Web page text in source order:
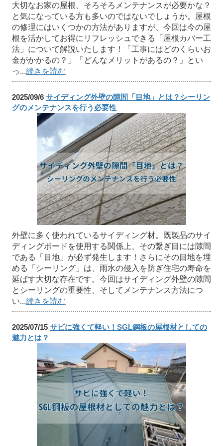
大切なお家の屋根、そろそろメンテナンスが必要かな？
と気になっている方も多いのではないでしょうか。屋根
の修理にはいくつかの方法がありますが、今回は今の屋
根を活かしてお得にリフレッシュできる「屋根カバー工
法」について解説いたします！「工事にはどのくらいお
金がかかるの？」「どんなメリットがあるの？」とい
っ...続きを読む
2025/09/6 サイディング外壁の隙間「目地」とは？シーリン
グのメンテナンスを行う必要性
外壁に多く使われているサイディング材。既製品のサイ
ディングボードを使用する関係上、その繋ぎ目には隙間
である「目地」が必ず発生します！さらにその目地を埋
める「シーリング」は、雨水の侵入を防ぎ住宅の寿命を
延ばす大切な存在です。今回はサイディング外壁の隙間
とシーリングの重要性、そしてメンテナンス方法につ
い...続きを読む
2025/07/15 サビに強くて軽い！SGL鋼板の屋根材としての
魅力とは？